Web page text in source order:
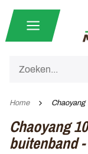
Home
Chaoyang
buitenband